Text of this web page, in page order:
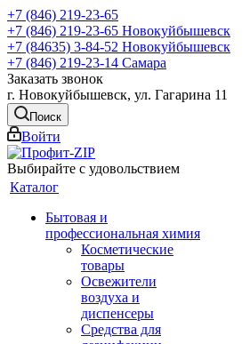
+7 (846) 219-23-65
+7 (846) 219-23-65 Новокуйбышевск
+7 (84635) 3-84-52 Новокуйбышевск
+7 (846) 219-23-14 Самара
Заказать звонок
г. Новокуйбышевск, ул. Гагарина 11
Поиск
Войти
Выбирайте с удовольствием
Каталог
Бытовая и
профессиональная химия
Косметические
товары
Освежители
воздуха и
диспенсеры
Средства для